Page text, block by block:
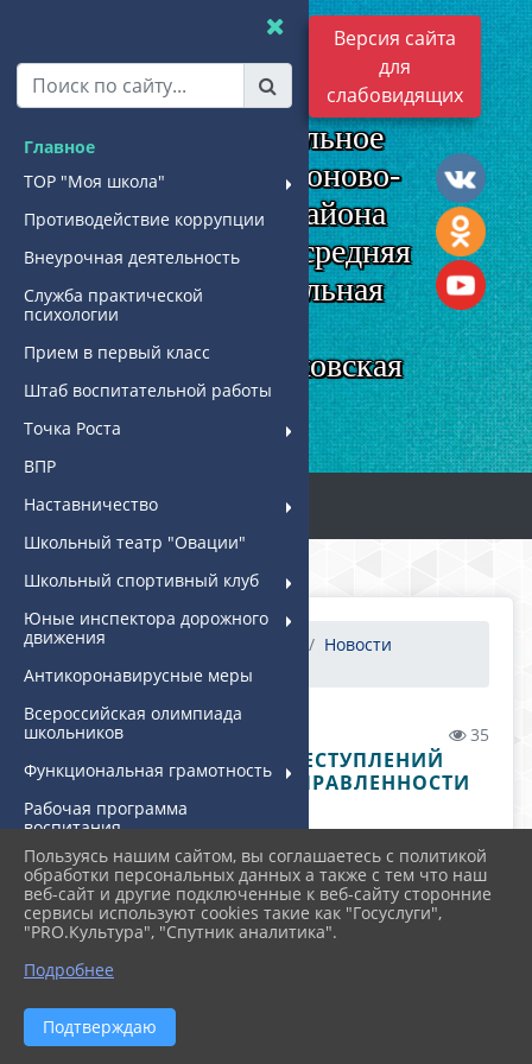
Главное
ТОР "Моя школа"
Противодействие коррупции
Внеурочная деятельность
Служба практической
психологии
Прием в первый класс
Штаб воспитательной работы
Точка Роста
ВПР
Наставничество
Школьный театр "Овации"
Школьный спортивный клуб
Юные инспектора дорожного
движения
Антикоронавирусные меры
Всероссийская олимпиада
школьников
Функциональная грамотность
Рабочая программа
воспитания
Центр детских инициатив
(ЦДИ)
Дополнительное
образование
Инклюзивное образование
Информационная
безопасность
Версия сайта
для
слабовидящих
муниципальное
бюджетное
общеобразовательное
учреждение Родионово-
Несветайского района
"Кутейниковская средняя
общеобразовательная
МБОУ "Кутейниковская
СОШ"
Главная
Новости
07.06.2023 08:01 35
ПРОФИЛАКТИКА ПРЕСТУПЛЕНИЙ
ЭКСТРЕМИСТСКОЙ НАПРАВЛЕННОСТИ
Пользуясь нашим сайтом, вы соглашаетесь с политикой
обработки персональных данных а также с тем что наш
веб-сайт и другие подключенные к веб-сайту сторонние
сервисы используют cookies такие как "Госуслуги",
"PRO.Культура", "Спутник аналитика".
Подробнее
Подтверждаю